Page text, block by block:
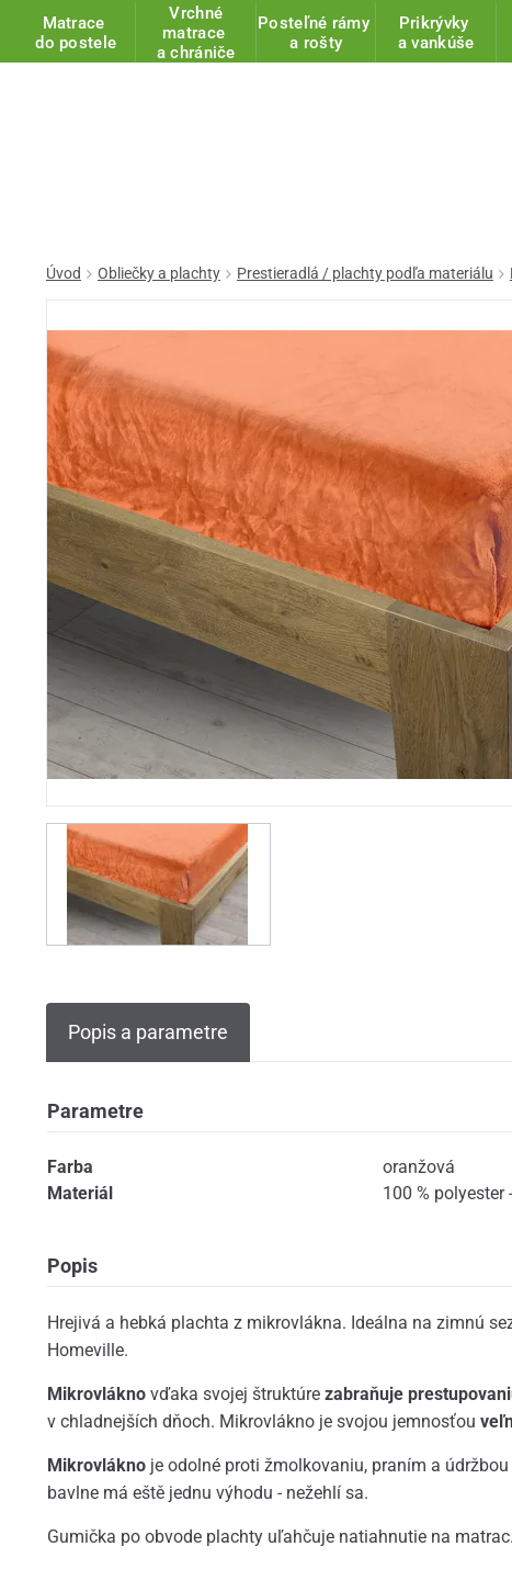
Matrace
do postele
Vrchné
matrace
a chrániče
Posteľné rámy
a rošty
Prikrývky
a vankúše
Úvod Obliečky a plachty Prestieradlá / plachty podľa materiálu
Popis a parametre
Parametre
Farba
oranžová
Materiál
100 % polyester
Popis
Hrejivá a hebká plachta z mikrovlákna. Ideálna na zimnú
Homeville.
Mikrovláknovďaka svojej štruktúre zabraňuje
v chladnejších dňoch. Mikrovlákno je svojou jemnosťou
Mikrovláknoje odolné proti žmolkovaniu, praním a
bavlne má eště jednu výhodu - nežehlí sa.
Gumička po obvode plachty uľahčuje natiahnutie na matrac.